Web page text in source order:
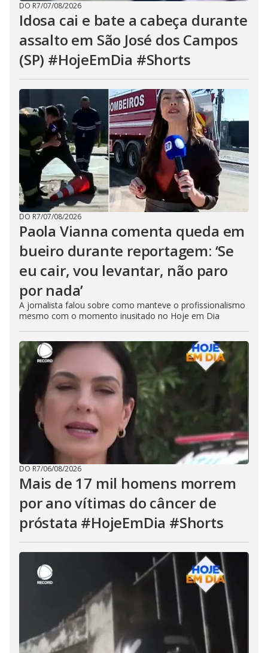
DO R7/07/08/2026
Idosa cai e bate a cabeça durante
assalto em São José dos Campos
(SP) #HojeEmDia #Shorts
DO R7/07/08/2026
Paola Vianna comenta queda em
bueiro durante reportagem: ‘Se
eu cair, vou levantar, não paro
por nada’
A jornalista falou sobre como manteve o profissionalismo
mesmo com o momento inusitado no Hoje em Dia
DO R7/06/08/2026
Mais de 17 mil homens morrem
por ano vítimas do câncer de
próstata #HojeEmDia #Shorts